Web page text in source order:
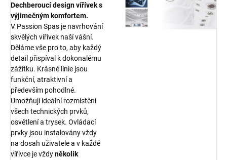
Dechberoucí design vířívek s
výjimečným komfortem.
V Passion Spas je navrhování
skvělých vířivek naší vášní.
Děláme vše pro to, aby každý
detail přispíval k dokonalému
zážitku. Krásné linie jsou
funkční, atraktivní a
především pohodlné.
Umožňují ideální rozmístění
všech technických prvků,
osvětlení a trysek. Ovládací
prvky jsou instalovány vždy
na dosah uživatele a v každé
vířivce je vždyněkolik